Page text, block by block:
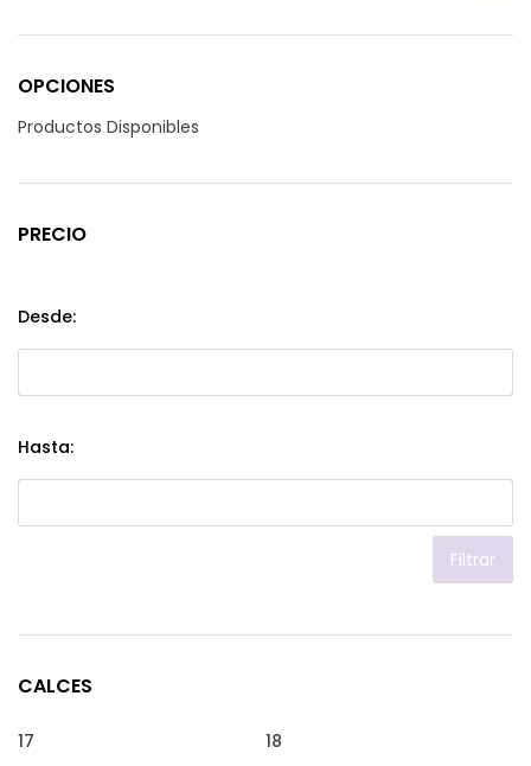
OPCIONES
Productos Disponibles
PRECIO
Desde:
Hasta:
Filtrar
CALCES
17
18